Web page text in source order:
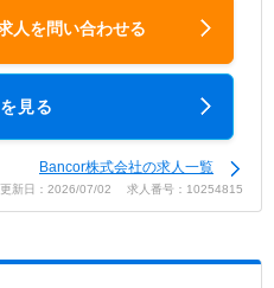
人を問い合わせる
見る
Bancor株式会社の求人一覧
更新日：2026/07/02 求人番号：10254815